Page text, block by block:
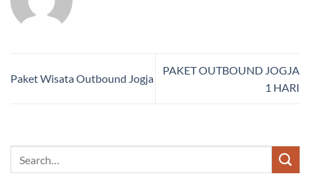
Paket Wisata Outbound Jogja
PAKET OUTBOUND JOGJA
1 HARI